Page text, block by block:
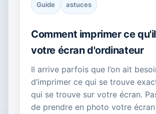
Guide astuces
Comment imprimer ce
votre écran d'ordinateur
Il arrive parfois que l’on ait
d’imprimer ce qui se trouve
qui se trouve sur votre écran.
de prendre en photo votre